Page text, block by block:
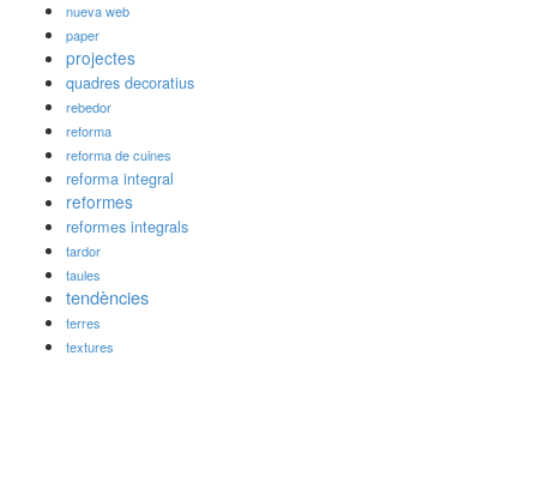
nueva web
paper
projectes
quadres decoratius
rebedor
reforma
reforma de cuines
reforma integral
reformes
reformes integrals
tardor
taules
tendències
terres
textures